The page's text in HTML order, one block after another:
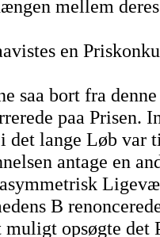
mellem
en
saa bort fra denne
paa Prisen.
det lange Løb var
antage en
B
opsøgte det